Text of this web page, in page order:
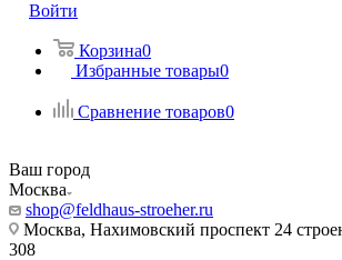
Войти
Корзина0
Избранные товары0
Сравнение товаров0
Ваш город
Москва
shop@feldhaus-stroeher.ru
Москва, Нахимовский проспект 24
308